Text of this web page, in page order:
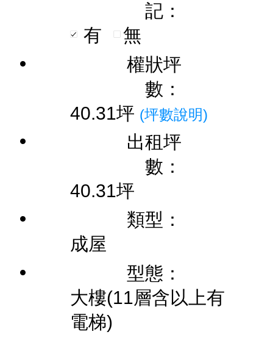
記：
有
無
權狀坪
數：
40.31坪 (坪數說明)
出租坪
數：
40.31坪
類型：
成屋
型態：
大樓(11層含以上有
電梯)